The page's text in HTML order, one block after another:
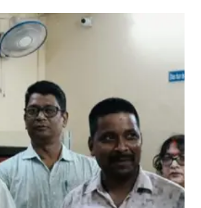
में
को
ब